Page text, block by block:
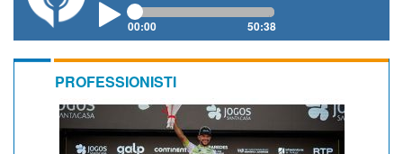
00:00 50:38
PROFESSIONISTI